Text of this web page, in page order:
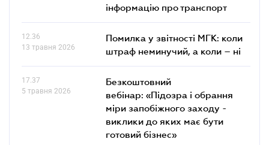
інформацію про транспорт
12.36
13 травня 2026
Помилка у звітності МГК: коли
штраф неминучий, а коли – ні
17.37
5 травня 2026
Безкоштовний
вебінар: «Підозра і обрання
міри запобіжного заходу -
виклики до яких має бути
готовий бізнес»